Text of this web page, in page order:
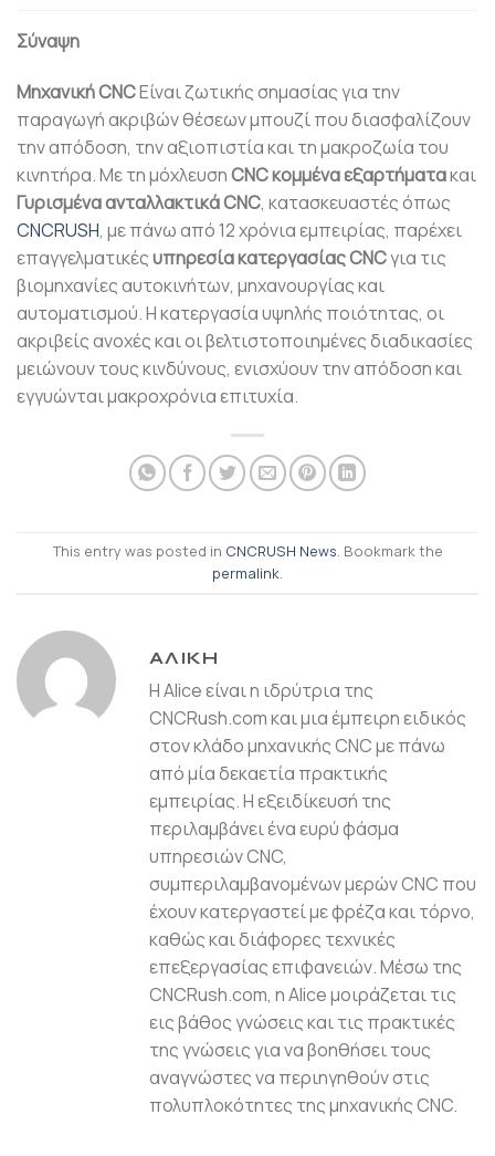
Σύναψη
Μηχανική CNCΕίναι ζωτικής σημασίας για την
παραγωγή ακριβών θέσεων μπουζί που διασφαλίζουν
την απόδοση, την αξιοπιστία και τη μακροζωία του
κινητήρα. Με τη μόχλευσηCNC κομμένα εξαρτήματακαι
Γυρισμένα ανταλλακτικά CNC, κατασκευαστές όπως
CNCRUSH, με πάνω από 12 χρόνια εμπειρίας, παρέχει
επαγγελματικέςυπηρεσία κατεργασίας CNCγια τις
βιομηχανίες αυτοκινήτων, μηχανουργίας και
αυτοματισμού. Η κατεργασία υψηλής ποιότητας, οι
ακριβείς ανοχές και οι βελτιστοποιημένες διαδικασίες
μειώνουν τους κινδύνους, ενισχύουν την απόδοση και
εγγυώνται μακροχρόνια επιτυχία.
This entry was posted in CNCRUSH News. Bookmark the
permalink.
ΑΛΊΚΗ
Η Alice είναι η ιδρύτρια της
CNCRush.com και μια έμπειρη ειδικός
στον κλάδο μηχανικής CNC με πάνω
από μία δεκαετία πρακτικής
εμπειρίας. Η εξειδίκευσή της
περιλαμβάνει ένα ευρύ φάσμα
υπηρεσιών CNC,
συμπεριλαμβανομένων μερών CNC που
έχουν κατεργαστεί με φρέζα και τόρνο,
καθώς και διάφορες τεχνικές
επεξεργασίας επιφανειών. Μέσω της
CNCRush.com, η Alice μοιράζεται τις
εις βάθος γνώσεις και τις πρακτικές
της γνώσεις για να βοηθήσει τους
αναγνώστες να περιηγηθούν στις
πολυπλοκότητες της μηχανικής CNC.